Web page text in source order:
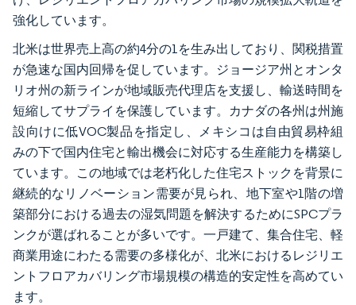
強化しています。
北米は世界売上高の約4分の1を生み出しており、関税措置
が急速な国内回帰を促しています。ジョージア州とオンタ
リオ州の新ラインが地域販売代理店を支援し、輸送時間を
短縮してサプライを保護しています。カナダの各州は州施
設向けに低VOC製品を指定し、メキシコは自由貿易枠組
みの下で国内住宅と輸出機会に対応する生産能力を構築し
ています。この地域では老朽化した住宅ストックを背景に
継続的なリノベーション需要が見られ、地下室や1階の増
築部分における過去の湿気問題を解決するためにSPCプラ
ンクが選ばれることが多いです。一戸建て、集合住宅、軽
商業用途にわたる需要の多様化が、北米におけるレジリエ
ントフロアカバリング市場規模の構造的安定性を高めてい
ます。